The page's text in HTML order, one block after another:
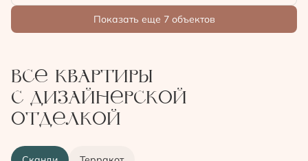
Показать еще 7 объектов
Все квартиры
с дизайнерской
отделкой